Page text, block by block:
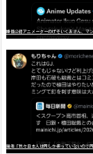
識者「我々日本人は円しか使っていないので